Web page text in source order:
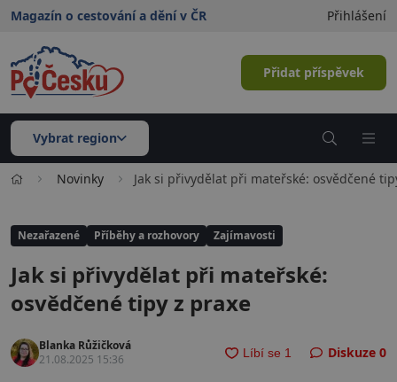
Magazín o cestování a dění v ČR Přihlášení
Přidat příspěvek
Vybrat region
Novinky Jak si přivydělat při mateřské: osvědčené
Nezařazené Příběhy a rozhovory Zajímavosti
Jak si přivydělat při mateřské:
osvědčené tipy z praxe
Blanka Růžičková
21.08.2025 15:36
Diskuze 0